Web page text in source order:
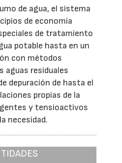
de agua, el sistema
de economía
de tratamiento
potable hasta en un
con métodos
aguas residuales
depuración de hasta el
propias de la
y tensioactivos
necesidad.